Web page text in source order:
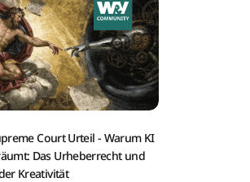
Court Urteil - Warum KI
Das Urheberrecht und
Kreativität